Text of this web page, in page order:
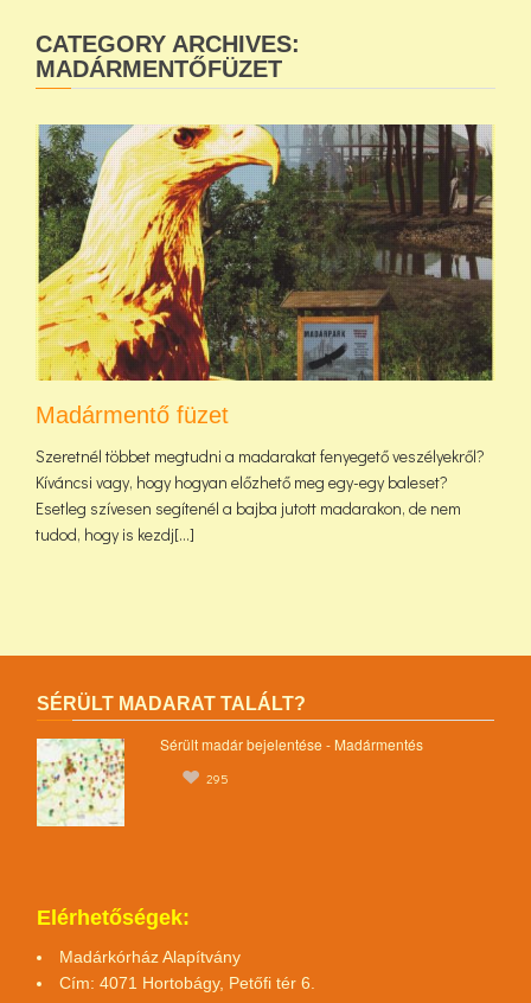
CATEGORY ARCHIVES:
MADÁRMENTŐFÜZET
Madármentő füzet
Szeretnél többet megtudni a madarakat fenyegető veszélyekről?
Kíváncsi vagy, hogy hogyan előzhető meg egy-egy baleset?
Esetleg szívesen segítenél a bajba jutott madarakon, de nem
tudod, hogy is kezdj[...]
SÉRÜLT MADARAT TALÁLT?
Sérült madár bejelentése - Madármentés
295
Elérhetőségek:
Madárkórház Alapítvány
Cím: 4071 Hortobágy, Petőfi tér 6.